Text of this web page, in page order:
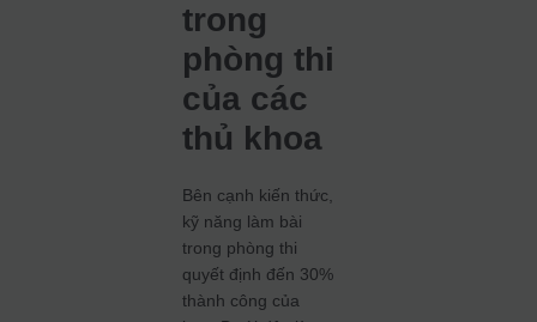
trong
phòng thi
của các
thủ khoa
Bên cạnh kiến thức,
kỹ năng làm bài
trong phòng thi
quyết định đến 30%
thành công của